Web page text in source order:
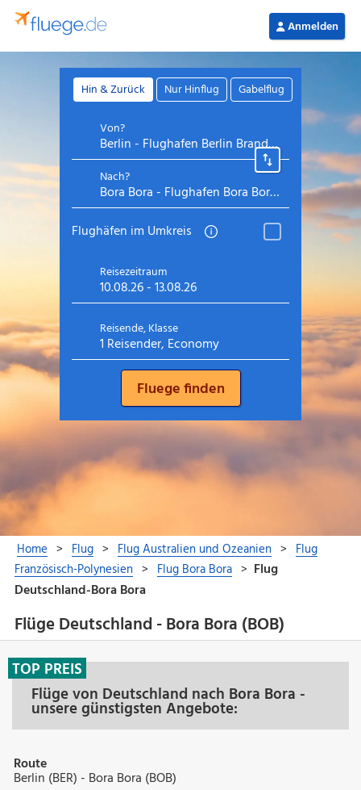
Flüge Deutschland - Bora Bora (BOB)
Flüge von Deutschland nach Bora Bora -
unsere günstigsten Angebote:
TOP PREIS
Route
Berlin (BER) - Bora Bora (BOB)